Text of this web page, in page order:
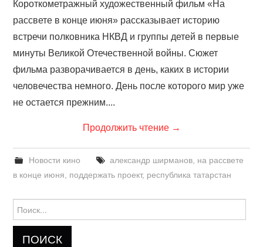
Короткометражный художественный фильм «На
рассвете в конце июня» рассказывает историю
встречи полковника НКВД и группы детей в первые
минуты Великой Отечественной войны. Сюжет
фильма разворачивается в день, каких в истории
человечества немного. День после которого мир уже
не остается прежним....
Продолжить чтение →
Новости кино александр ширманов, на рассвете
в конце июня
поддержать проект, республика татарстан